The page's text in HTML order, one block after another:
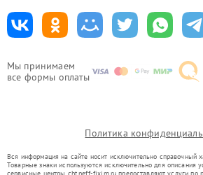
Мы принимаем
все формы оплаты
Политика
Вся информация на сайте носит исключительно справочный
Товарные знаки используются исключительно для описания